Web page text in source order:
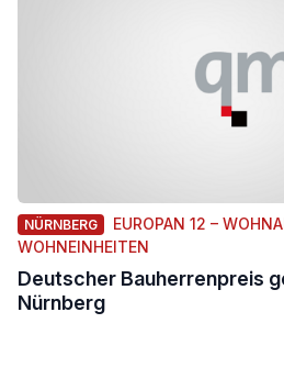
NÜRNBERG
EUROPAN 12 –
WOHNEINHEITEN
Deutscher Bauherrenpreis
Nürnberg